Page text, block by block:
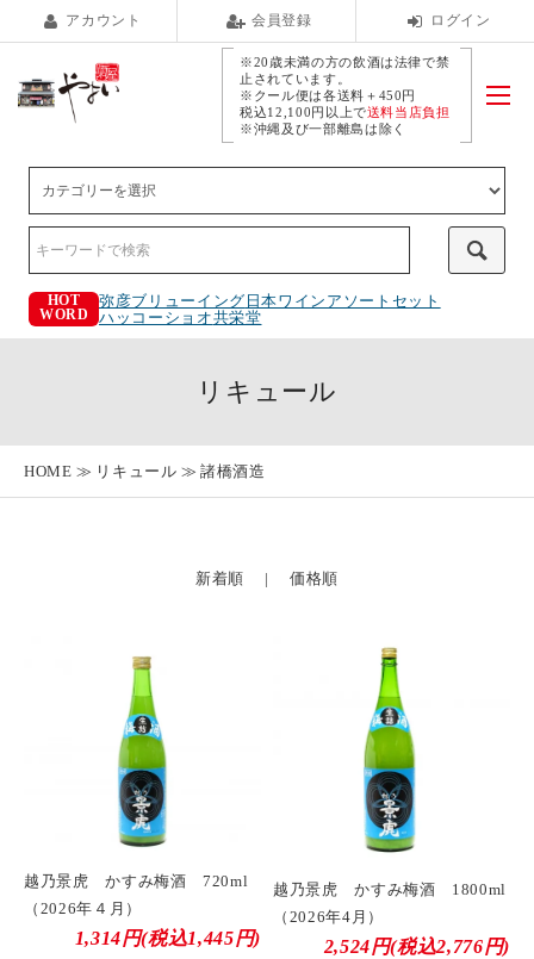
アカウント 会員登録 ログイン
※20歳未満の方の飲酒は法律で禁
止されています。
※クール便は各送料＋450円
税込12,100円以上で送料当店負担
※沖縄及び一部離島は除く
HOT
WORD
弥彦ブリューイング 日本ワインアソートセット
ハッコーショオ共栄堂
リキュール
HOME リキュール 諸橋酒造
新着順 |価格順
越乃景虎 かすみ梅酒 720ml
（2026年４月）
1,314円(税込1,445円)
越乃景虎 かすみ梅酒 1800ml
（2026年4月）
2,524円(税込2,776円)